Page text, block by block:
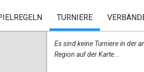
TURNIERE
Es sind keine Turniere in der
Region auf der Karte...